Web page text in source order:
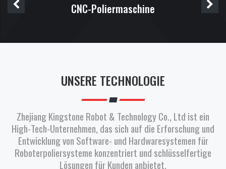
CNC-Poliermaschine
UNSERE TECHNOLOGIE
Zhejiang Kingstone Robot & Technology Co., Ltd ist ein
High-Tech-Unternehmen, das sich auf die Erforschung und
Entwicklung von Software- und Hardwaresystemen für
Roboterpoliersysteme konzentriert und schlüsselfertige
Lösungen für Kunden anbietet.